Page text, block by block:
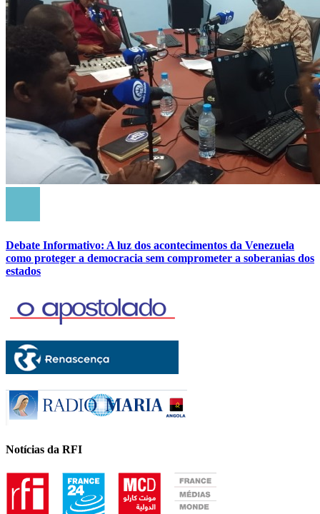
Debate Informativo: A luz dos acontecimentos da Venezuela
como proteger a democracia sem comprometer a soberanias dos
estados
Notícias da RFI